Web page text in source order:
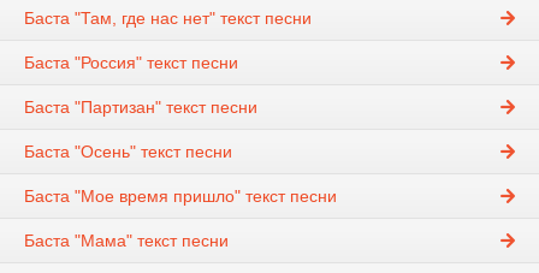
Баста "Там, где нас нет" текст песни
Баста "Россия" текст песни
Баста "Партизан" текст песни
Баста "Осень" текст песни
Баста "Мое время пришло" текст песни
Баста "Мама" текст песни